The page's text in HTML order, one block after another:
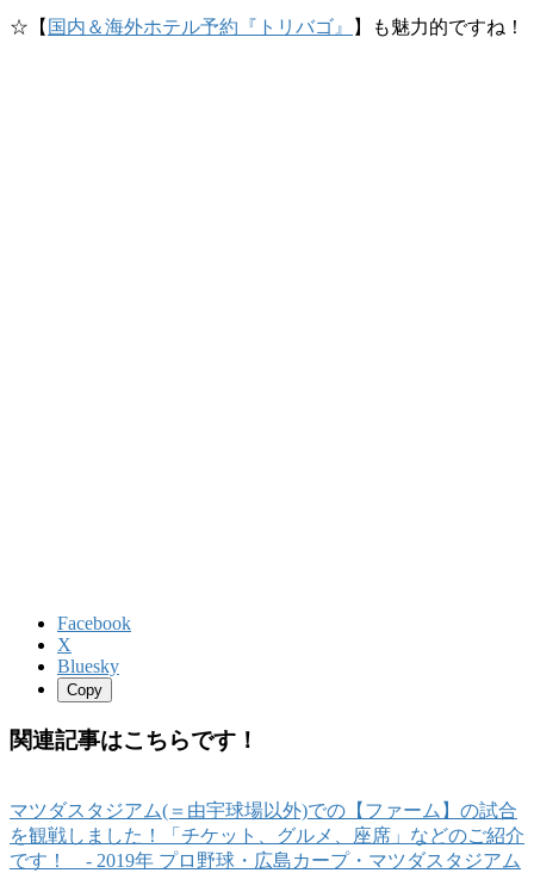
☆【 国内＆海外ホテル予約『トリバゴ』 】も魅力的ですね！
Facebook
X
Bluesky
Copy
関連記事はこちらです！
マツダスタジアム(＝由宇球場以外)での【ファーム】の試合
を観戦しました！「チケット、グルメ、座席」などのご紹介
です！ ‐ 2019年 プロ野球・広島カープ・マツダスタジアム